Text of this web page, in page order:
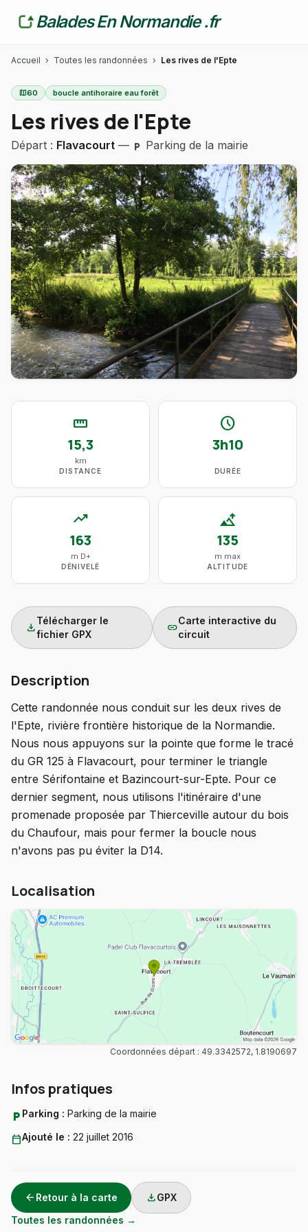
Balades En Normandie .fr
Accueil › Toutes les randonnées › Les rives de l'Epte
map60 boucle antihoraire eau forêt
Les rives de l'Epte
Départ : Flavacourt — local_parking Parking de la mairie
straighten
15,3
km
DISTANCE
schedule
3h10
DURÉE
trending_up
163
m D+
DÉNIVELÉ
altitude
135
m max
ALTITUDE
download
Télécharger le
fichier GPX
link
Carte interactive du
circuit
Description
Cette randonnée nous conduit sur les deux rives de
l'Epte, rivière frontière historique de la Normandie.
Nous nous appuyons sur la pointe que forme le tracé
du GR 125 à Flavacourt, pour terminer le triangle
entre Sérifontaine et Bazincourt-sur-Epte. Pour ce
dernier segment, nous utilisons l'itinéraire d'une
promenade proposée par Thierceville autour du bois
du Chaufour, mais pour fermer la boucle nous
n'avons pas pu éviter la D14.
Localisation
Coordonnées départ : 49.3342572, 1.8190697
Infos pratiques
local_parking Parking : Parking de la mairie
calendar_todayAjouté le : 22 juillet 2016
arrow_back Retour à la carte downloadGPX
Toutes les randonnées →